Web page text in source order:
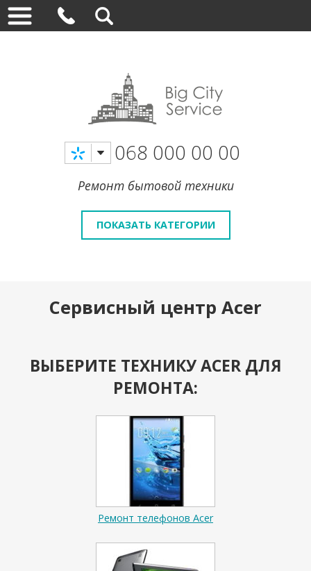
068 000 00 00
Ремонт бытовой техники
ПОКАЗАТЬ КАТЕГОРИИ
Сервисный центр Acer
ВЫБЕРИТЕ ТЕХНИКУ ACER ДЛЯ
РЕМОНТА:
Ремонт телефонов Acer